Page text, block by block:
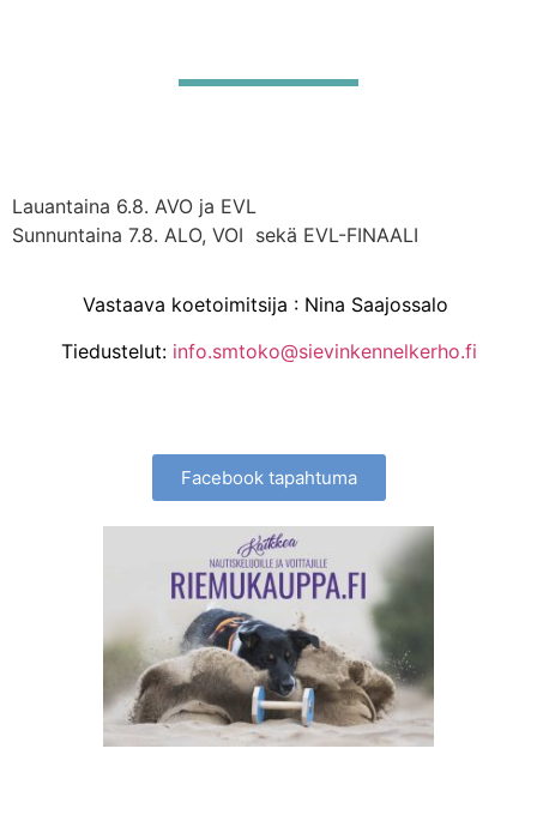
Lauantaina 6.8. AVO ja EVL
Sunnuntaina 7.8. ALO, VOI sekä EVL-FINAALI
Vastaava koetoimitsija : Nina Saajossalo
Tiedustelut: info.smtoko@sievinkennelkerho.fi
Facebook tapahtuma